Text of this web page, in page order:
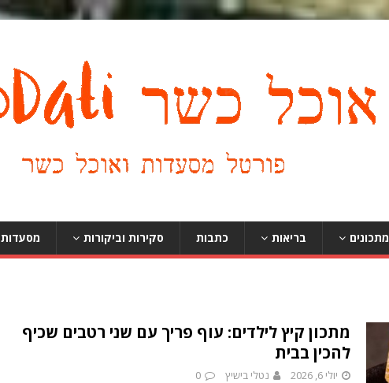
מתכונים בריאות כתבות סקירות וביקורות מסעדות
מתכון קיץ לילדים: עוף פריך עם שני רטבים שכיף
להכין בבית
יולי 6, 2026 נטלי בישיץ 0